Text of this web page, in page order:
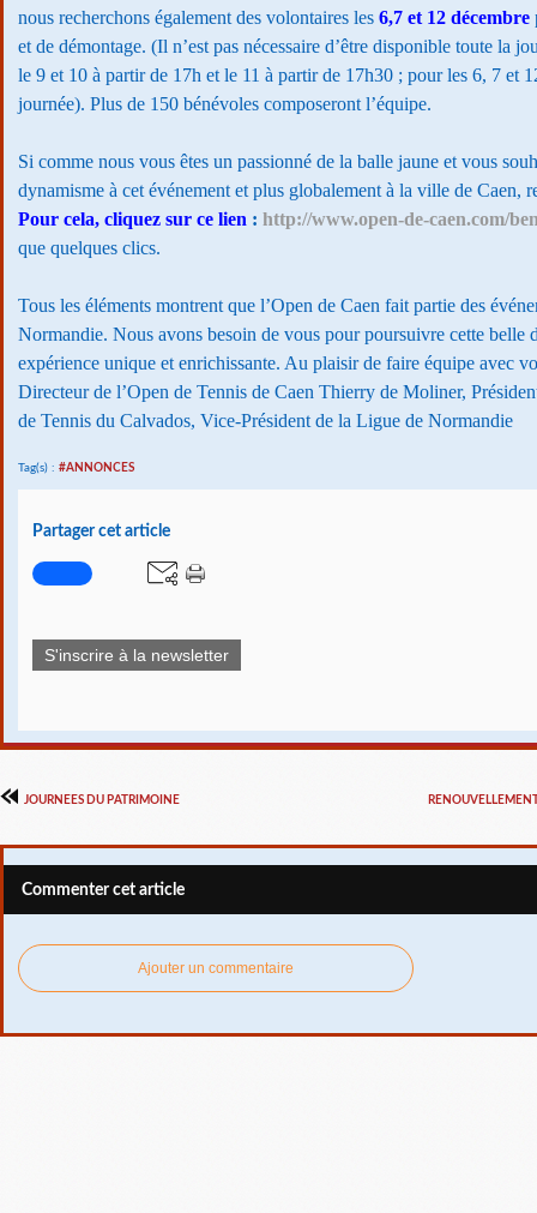
nous recherchons également des volontaires les 6,7 et 12 décembre
et de démontage. (Il n’est pas nécessaire d’être disponible toute la
le 9 et 10 à partir de 17h et le 11 à partir de 17h30 ; pour les 6, 7 et
journée). Plus de 150 bénévoles composeront l’équipe.
Si comme nous vous êtes un passionné de la balle jaune et vous
dynamisme à cet événement et plus globalement à la ville de Caen,
Pour cela, cliquez sur ce lien : http://www.open-de-caen.com/
que quelques clics.
Tous les éléments montrent que l’Open de Caen fait partie des
Normandie. Nous avons besoin de vous pour poursuivre cette belle
expérience unique et enrichissante. Au plaisir de faire équipe avec
Directeur de l’Open de Tennis de Caen Thierry de Moliner,
de Tennis du Calvados, Vice-Président de la Ligue de Normandie
Tag(s) : #ANNONCES
Partager cet article
S'inscrire à la newsletter
JOURNEES DU PATRIMOINE
Commenter cet article
Ajouter un commentaire